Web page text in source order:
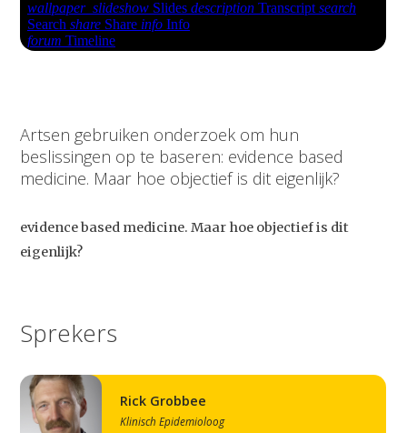
Artsen gebruiken onderzoek om hun
beslissingen op te baseren: evidence based
medicine. Maar hoe objectief is dit eigenlijk?
evidence based medicine. Maar hoe objectief is dit
eigenlijk?
Sprekers
Rick Grobbee
Klinisch Epidemioloog